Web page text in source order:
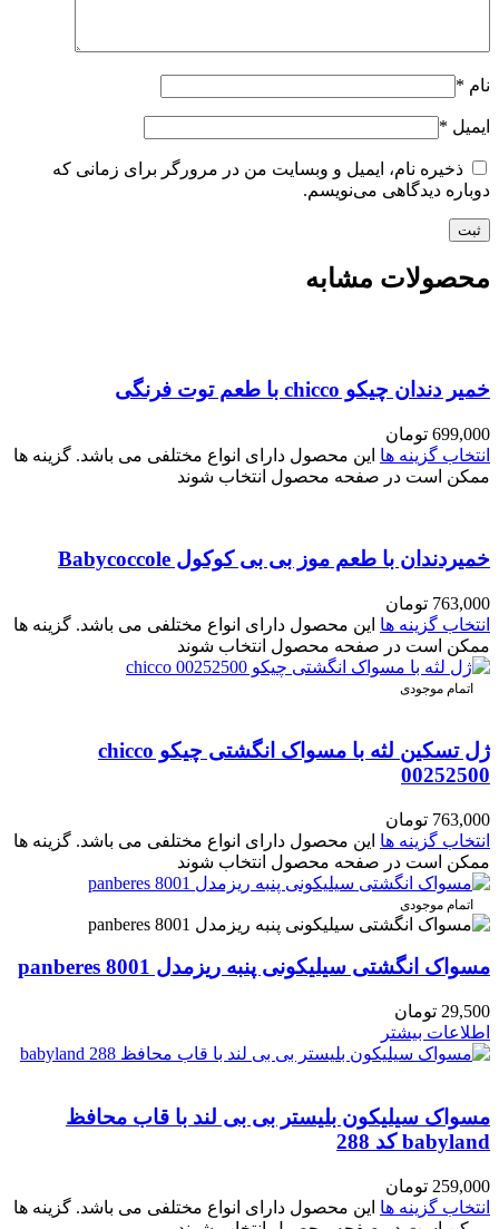
نام *
ایمیل *
ذخیره نام، ایمیل و وبسایت من در مرورگر برای زمانی که
دوباره دیدگاهی می‌نویسم.
محصولات مشابه
خمیر دندان چیکو chicco با طعم توت فرنگی
699,000 تومان
انتخاب گزینه ها این محصول دارای انواع مختلفی می باشد. گزینه ها
ممکن است در صفحه محصول انتخاب شوند
خمیردندان با طعم موز بی بی کوکول Babycoccole
763,000 تومان
انتخاب گزینه ها این محصول دارای انواع مختلفی می باشد. گزینه ها
ممکن است در صفحه محصول انتخاب شوند
اتمام موجودی
ژل تسکین لثه با مسواک انگشتی چیکو chicco
00252500
763,000 تومان
انتخاب گزینه ها این محصول دارای انواع مختلفی می باشد. گزینه ها
ممکن است در صفحه محصول انتخاب شوند
اتمام موجودی
مسواک انگشتی سیلیکونی پنبه ریزمدل 8001 panberes
29,500 تومان
اطلاعات بیشتر
مسواک سیلیکون بلیستر بی بی لند با قاب محافظ
babyland کد 288
259,000 تومان
انتخاب گزینه ها این محصول دارای انواع مختلفی می باشد. گزینه ها